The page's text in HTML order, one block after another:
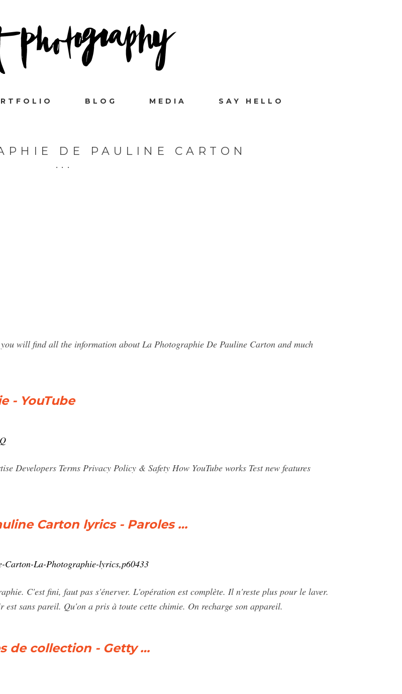
BLOG MEDIA SAY HELLO
DE PAULINE CARTON
will find all the information about La Photographie De Pauline Carton and much
- YouTube
Developers Terms Privacy Policy & Safety How YouTube works Test new features
Carton lyrics - Paroles …
Carton-La-Photographie-lyrics,p60433
C'est fini, faut pas s'énerver. L'opération est complète. Il n'reste plus pour le laver.
sans pareil. Qu'on a pris à toute cette chimie. On recharge son appareil.
de collection - Getty …